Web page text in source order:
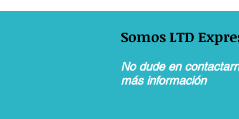
Somos LTD
No dude en
más información